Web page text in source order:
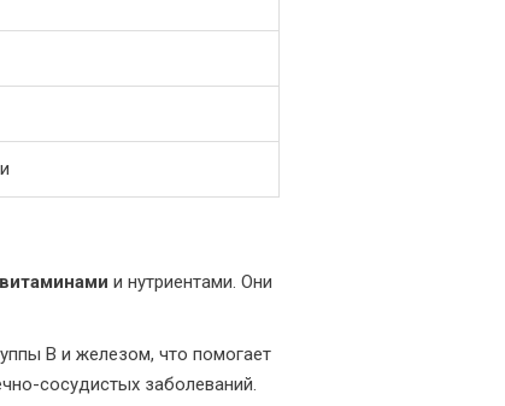
витаминами и нутриентами. Они
B и железом, что помогает
сосудистых заболеваний.